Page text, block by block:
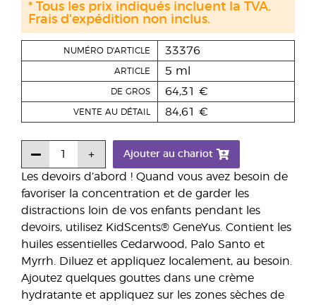
Les devoirs d’abord ! Quand vous avez besoin de
favoriser la concentration et de garder les
distractions loin de vos enfants pendant les
devoirs, utilisez KidScents® GeneYus. Contient les
huiles essentielles Cedarwood, Palo Santo et
Myrrh. Diluez et appliquez localement, au besoin.
Ajoutez quelques gouttes dans une crème
hydratante et appliquez sur les zones sèches de
NUMÉRO D'ARTICLE 33376
ARTICLE 5 ml
DE GROS 64,31 €
VENTE AU DÉTAIL 84,61 €
Ajouter au chariot
* Tous les prix indiqués incluent la TVA.
Frais d'expédition non inclus.